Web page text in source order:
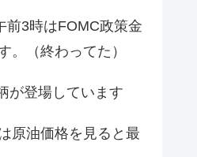
前3時はFOMC政策金
。（終わってた）
が登場しています
原油価格を見ると最